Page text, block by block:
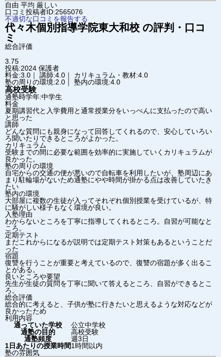
自由 平均 厳しい
口コミ投稿者ID:2565076
不適切な口コミを報告する
代々木個別指導学院東大和校 の評判・口コ
ミ
総合評価
3.75
投稿:2024 保護者
料金:3.0｜ 講師:4.0｜ カリキュラム・教材:4.0
塾の周りの環境:2.0｜ 塾内の環境:4.0
高校受験
通塾時学年:中学生
料金
夏期講習代と入学費用と通常授業分をいっぺんに支払ったので高い
と思った
講師
どんな質問にも親身になって回答してくれるので、安心していろい
ろ聞いたりできるところがよかった。
カリキュラム
受験までの間に必要な範囲を効率的に実施していくカリキュラムが
良かった。
塾の周りの環境
自宅からの交通の便が悪いので自転車を利用したいが、塾周辺にあ
まり駐輪場がないため通塾にやや時間が掛かる点は改善していたき
たい
塾内の環境
大部屋に複数の生徒が入ってそれぞれ個別授業を受けているが、特
に騒がしい様子もなく環境が良い。
入塾理由
わからないところを丁寧に指導してくれるところ。自習が可能なと
ころ。
定期テスト
まだこれからになるが説明では定期テスト対策もあるということだ
った
宿題
復讐を行うことが重要と考えているので、復讐の宿題が多く出るこ
とがある。
良いところや要望
先生が生徒の質問を丁寧に聞いて答えるところ、自習ができるとこ
ろ。
総合評価
総合的に考えると、子供が塾に行きたいと思えるような対応などが
良かったため
利用内容
通っていた学校
公立中学校
通塾の目的
高校受験
通塾頻度
週3日
1日あたりの授業時間1時間以内
塾の雰囲気